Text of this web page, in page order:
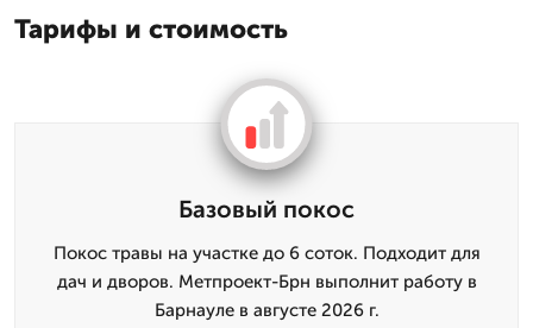
Тарифы и стоимость
Базовый покос
Покос травы на участке до 6 соток. Подходит для
дач и дворов. Метпроект-Брн выполнит работу в
Барнауле в августе 2026 г.